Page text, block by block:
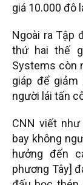
giá 10.000 đô
Ngoài ra Tập
thứ hai thế
Systems còn
giáp để
người lái tấn
CNN viết
bay không
hưởng đến
phương Tây]